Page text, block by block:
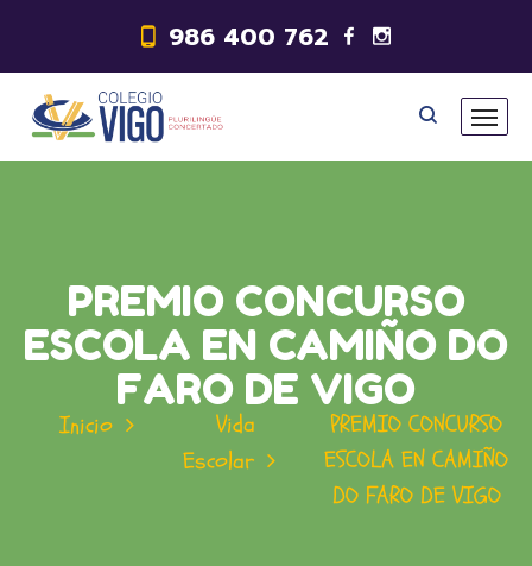
986 400 762
PREMIO CONCURSO
ESCOLA EN CAMIÑO DO
FARO DE VIGO
Inicio
Vida
Escolar
PREMIO CONCURSO
ESCOLA EN CAMIÑO
DO FARO DE VIGO